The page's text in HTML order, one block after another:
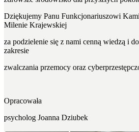
Dziękujemy Panu Funkcjonariuszowi
Milenie Krajewskiej
za podzielenie się z nami cenną wiedzą i
zakresie
zwalczania przemocy oraz
Opracowała
psycholog Joanna Dziubek